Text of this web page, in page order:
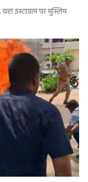
इंस्टाग्राम पर मुस्लिम